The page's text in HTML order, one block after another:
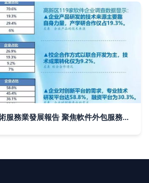
大連軟件和信息技術服務業發展報告 聚焦軟件外包服務的現狀與未來